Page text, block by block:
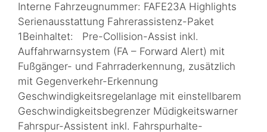
Interne Fahrzeugnummer: FAFE23A Highlights
Serienausstattung Fahrerassistenz-Paket
1Beinhaltet: Pre-Collision-Assist inkl.
Auffahrwarnsystem (FA – Forward Alert) mit
Fußgänger- und Fahrraderkennung, zusätzlich
mit Gegenverkehr-Erkennung
Geschwindigkeitsregelanlage mit einstellbarem
Geschwindigkeitsbegrenzer Müdigkeitswarner
Fahrspur-Assistent inkl. Fahrspurhalte-